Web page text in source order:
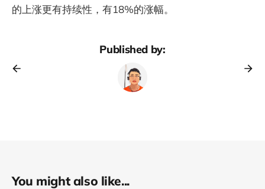
的上涨更有持续性，有18%的涨幅。
Published by:
You might also like...